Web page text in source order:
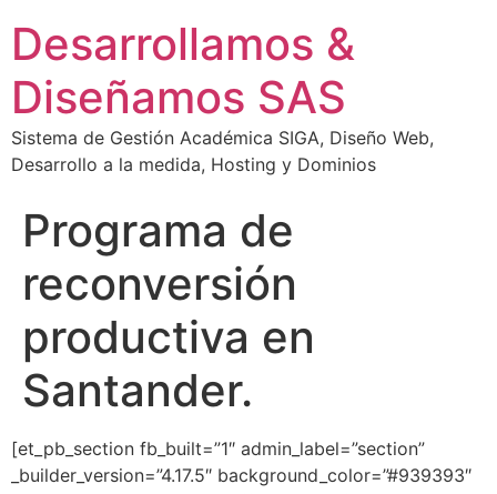
Desarrollamos &
Diseñamos SAS
Sistema de Gestión Académica SIGA, Diseño Web,
Desarrollo a la medida, Hosting y Dominios
Programa de
reconversión
productiva en
Santander.
[et_pb_section fb_built=”1″ admin_label=”section”
_builder_version=”4.17.5″ background_color=”#939393″